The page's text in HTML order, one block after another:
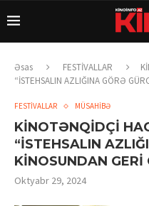
Əsas FESTİVALLAR
“İSTEHSALIN AZLIĞINA GÖRƏ
FESTİVALLAR MÜSAHİBƏ
KİNOTƏNQİDÇİ
“İSTEHSALIN
KİNOSUNDAN GERİ
Oktyabr 29, 2024